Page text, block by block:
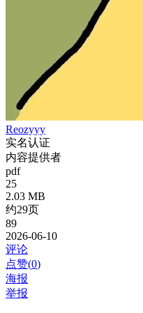
Reozyyy
实名认证
内容提供者
pdf
25
2.03 MB
约29页
89
2026-06-10
评论
点赞(0)
海报
举报